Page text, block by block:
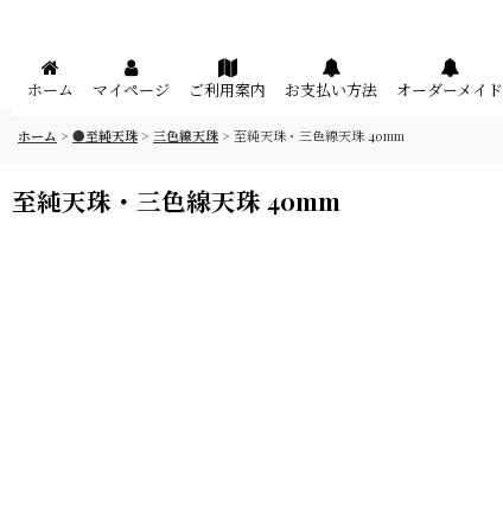
メニュー
ホーム マイページ ご利用案内 お支払い方法 オーダーメイド
ホーム > ●至純天珠 > 三色線天珠 > 至純天珠・三色線天珠 40mm
至純天珠・三色線天珠 40mm